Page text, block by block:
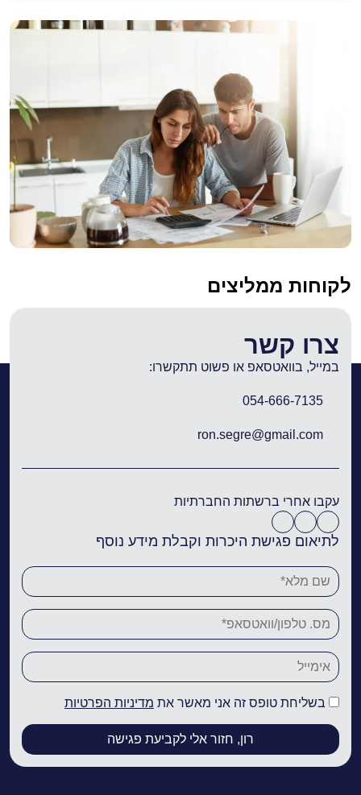
לקוחות ממליצים
צרו קשר
במייל, בוואטסאפ או פשוט תתקשרו:
054-666-7135
ron.segre@gmail.com
עקבו אחרי ברשתות החברתיות
לתיאום פגישת היכרות וקבלת מידע נוסף
בשליחת טופס זה אני מאשר את מדיניות הפרטיות